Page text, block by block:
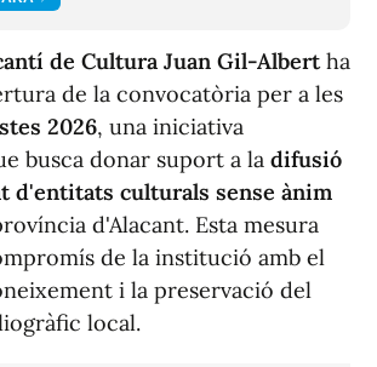
de Cultura Juan Gil-Albertha
de la convocatòria per a les
2026, una iniciativa
busca donar suport a la difusió
d'entitats culturals sense ànim
d'Alacant. Esta mesura
de la institució amb el
i la preservació del
local.